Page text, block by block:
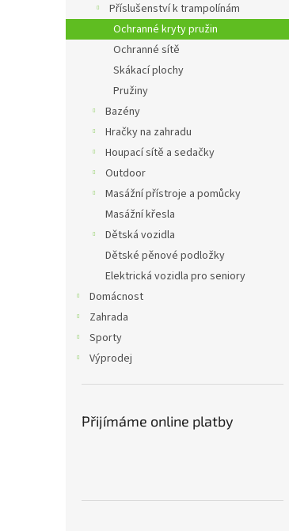
l
Příslušenství k trampolínám
Ochranné kryty pružin
Ochranné sítě
Skákací plochy
Pružiny
Bazény
Hračky na zahradu
Houpací sítě a sedačky
Outdoor
Masážní přístroje a pomůcky
Masážní křesla
Dětská vozidla
Dětské pěnové podložky
Elektrická vozidla pro seniory
Domácnost
Zahrada
Sporty
Výprodej
Přijímáme online platby